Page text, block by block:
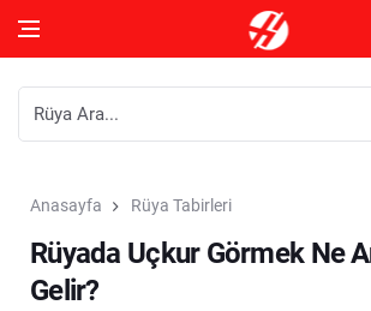
Anasayfa Rüya Tabirleri
Rüyada Uçkur Görmek Ne
Gelir?